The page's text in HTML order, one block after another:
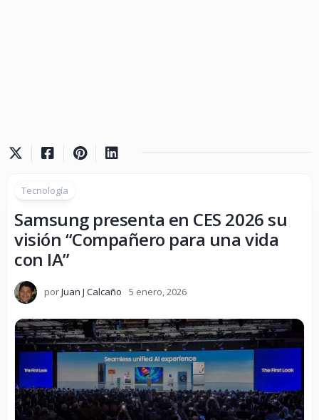
Tecnología
Samsung presenta en CES 2026 su
visión “Compañero para una vida
con IA”
porJuan J Calcaño 5 enero, 2026